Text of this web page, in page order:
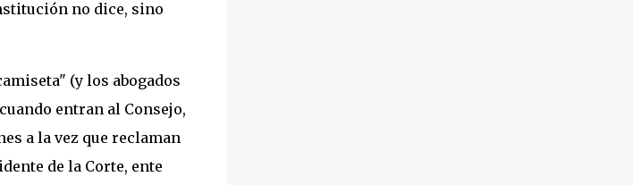
no dice, sino
(y los abogados
entran al Consejo,
a la vez que reclaman
de la Corte, ente